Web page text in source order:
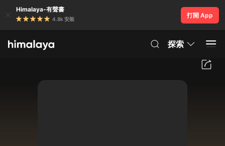
Himalaya-有聲書
4.8k 安裝
打開 App
探索